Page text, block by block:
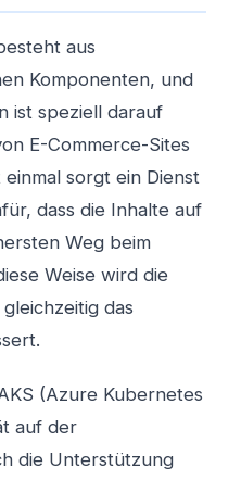
aus
Komponenten, und
ist speziell darauf
E-Commerce-Sites
sorgt ein Dienst
dass die Inhalte auf
Weg beim
Weise wird die
das
(Azure Kubernetes
auf der
die Unterstützung